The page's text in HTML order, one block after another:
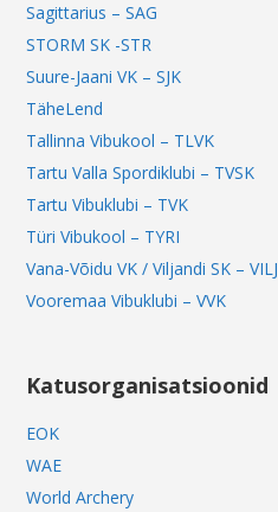
Sagittarius – SAG
STORM SK -STR
Suure-Jaani VK – SJK
TäheLend
Tallinna Vibukool – TLVK
Tartu Valla Spordiklubi – TVSK
Tartu Vibuklubi – TVK
Türi Vibukool – TYRI
Vana-Võidu VK / Viljandi SK – VILJ
Vooremaa Vibuklubi – VVK
Katusorganisatsioonid
EOK
WAE
World Archery